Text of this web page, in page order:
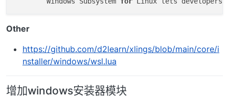
Other
https://github.com/d2learn/xlings/blob/main/core/i
nstaller/windows/wsl.lua
增加windows安装器模块